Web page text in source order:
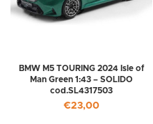
BMW M5 TOURING 2024 Isle of
Man Green 1:43 – SOLIDO
cod.SL4317503
€23,00